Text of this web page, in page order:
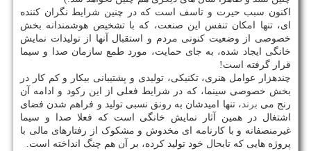
اکنون سبب حیرت و تاسف است که در چنین شرایط نگران کننده
ای، تنها امکان تنفس این صنعت، که با تشخیص هوشمندانه بخش
خصوصی از وضعیت کنونی مردم و استقبال آنها از تولیدات نمایش
خانگی ایجاد شده، به جای حمایت، مورد طمع سازمان صدا و سیما
قرار گرفته است!
چندهزار عوامل هنری، تکنیکی، تولیدی و پشتیبانی بیکار و کم کار در
بخش خصوصی سینما، که در شرایط فعلی از این رکود و ادامه آن
رنج می برند، تنها امیدشان به رونق نسبی تولید و فراهم شدن فضای
اشتغال در همین آثار نمایش خانگی است که فعلا صدا و سیما
غیرمنصفانه و با کارنامه ای مخدوش و مشکوک از رفتارهای مالی با
پروژه هایی که تابحال خود تولید کرده، بر آن هم چنگ انداخته است.